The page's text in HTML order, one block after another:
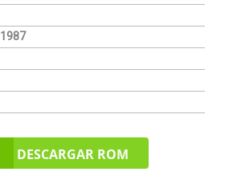
1987
DESCARGAR ROM